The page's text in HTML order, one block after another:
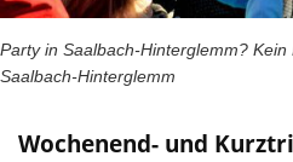
Party in Saalbach-Hinterglemm?
Saalbach-Hinterglemm
Wochenend- und